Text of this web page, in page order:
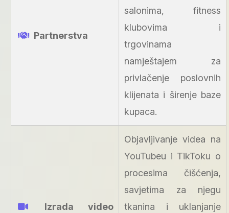
Partnerstva
salonima, fitness
klubovima i
trgovinama
namještajem za
privlačenje poslovnih
klijenata i širenje baze
kupaca.
Izrada video
Objavljivanje videa na
YouTubeu i TikToku o
procesima čišćenja,
savjetima za njegu
tkanina i uklanjanje